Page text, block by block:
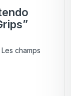
Les champs